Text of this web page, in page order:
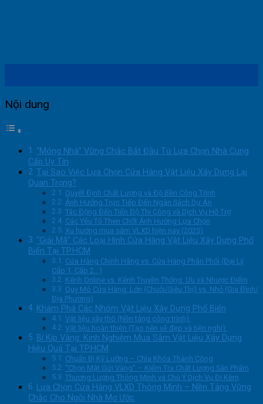
Nội dung
“Móng Nhà” Vững Chắc Bắt Đầu Từ Lựa Chọn Nhà Cung
Cấp Uy Tín
Tại Sao Việc Lựa Chọn Cửa Hàng Vật Liệu Xây Dựng Lại
Quan Trọng?
Quyết Định Chất Lượng và Độ Bền Công Trình
Ảnh Hưởng Trực Tiếp Đến Ngân Sách Dự Án
Tác Động Đến Tiến Độ Thi Công và Dịch Vụ Hỗ Trợ
Các Yếu Tố Then Chốt Ảnh Hưởng Lựa Chọn
Xu hướng mua sắm VLXD hiện nay (2025)
“Giải Mã” Các Loại Hình Cửa Hàng Vật Liệu Xây Dựng Phổ
Biến Tại TP.HCM
Cửa Hàng Chính Hãng vs. Cửa Hàng Phân Phối (Đại Lý
Cấp 1, Cấp 2…)
Kênh Online vs. Kênh Truyền Thống: Ưu và Nhược Điểm
Quy Mô Cửa Hàng: Lớn (Chuỗi/Siêu Thị) vs. Nhỏ (Gia Đình/
Địa Phương)
Khám Phá Các Nhóm Vật Liệu Xây Dựng Phổ Biến
Vật liệu xây thô (Nền tảng công trình):
Vật liệu hoàn thiện (Tạo nên vẻ đẹp và tiện nghi):
Bí Kíp Vàng: Kinh Nghiệm Mua Sắm Vật Liệu Xây Dựng
Hiệu Quả Tại TP.HCM
Chuẩn Bị Kỹ Lưỡng – Chìa Khóa Thành Công
“Chọn Mặt Gửi Vàng” – Kiểm Tra Chất Lượng Sản Phẩm
Thương Lượng Thông Minh và Chú Ý Dịch Vụ Đi Kèm
Lựa Chọn Cửa Hàng VLXD Thông Minh – Nền Tảng Vững
Chắc Cho Ngôi Nhà Mơ Ước